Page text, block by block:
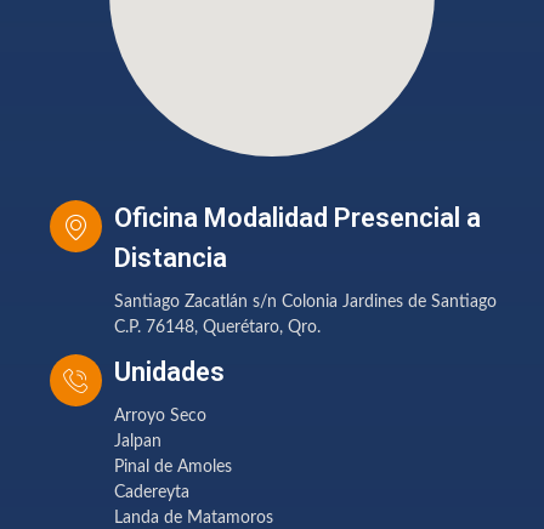
Oficina Modalidad Presencial a
Distancia
Santiago Zacatlán s/n Colonia Jardines de Santiago
C.P. 76148, Querétaro, Qro.
Unidades
Arroyo Seco
Jalpan
Pinal de Amoles
Cadereyta
Landa de Matamoros